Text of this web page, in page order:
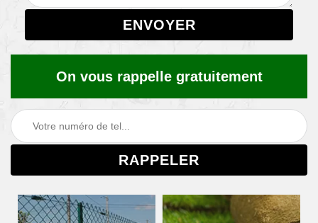
On vous rappelle gratuitement